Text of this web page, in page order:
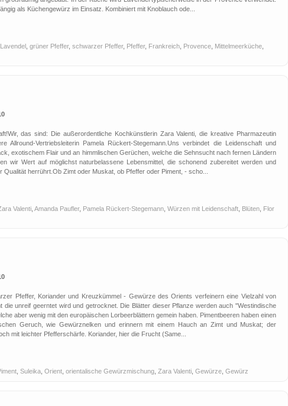
als Küchengewürz im Einsatz. Kombiniert mit Knoblauch ode...
Lavendel grüner Pfeffer, schwarzer Pfeffer, Pfeffer, Frankreich Provence Mittelmeerküche
das sind: Die außerordentliche Kochkünstlerin Zara Valenti, die kreative Pharmazeutin
Allround-Vertriebsleiterin Pamela Rückert-Stegemann.Uns verbindet die Leidenschaft und
exotischem Flair und an himmlischen Gerüchen, welche die Sehnsucht nach fernen Ländern
wir Wert auf möglichst naturbelassene Lebensmittel, die schonend zubereitet werden und
herrührt.Ob Zimt oder Muskat, ob Pfeffer oder Piment, - scho...
Valenti Amanda Paufler, Pamela Rückert-Stegemann Würzen mit Leidenschaft Blüten Flor
Pfeffer, Koriander und Kreuzkümmel - Gewürze des Orients verfeinern eine Vielzahl von
die unreif geerntet wird und getrocknet. Die Blätter dieser Pflanze werden auch "Westindische
aber wenig mit den europäischen Lorbeerblättern gemein haben. Pimentbeeren haben einen
Geruch, wie Gewürznelken und erinnern mit einem Hauch an Zimt und Muskat; der
mit leichter Pfefferschärfe. Koriander, hier die Frucht (Same...
Suleika Orient orientalische Gewürzmischung Zara Valenti Gewürze Gewürz